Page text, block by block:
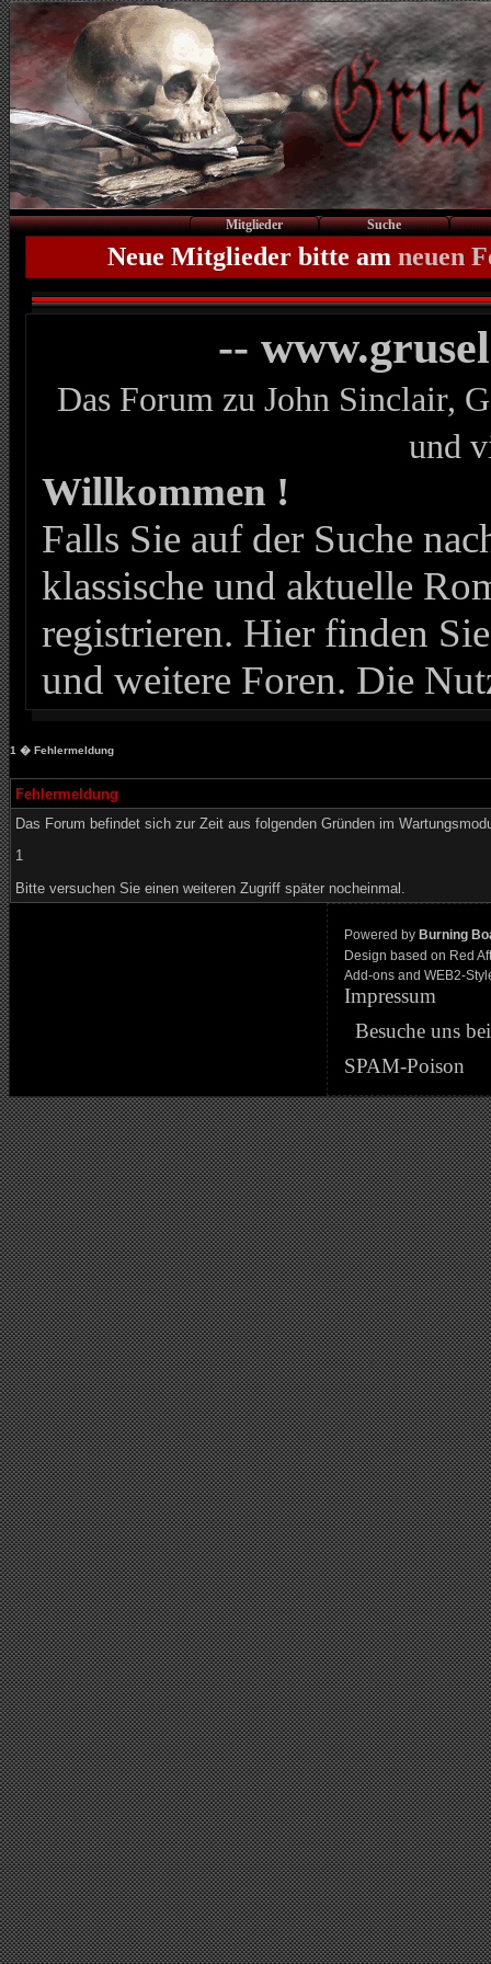
Mitglieder Suche
Neue Mitglieder bitte am neuen
--
Das Forum zu John Sinclair,
und
Willkommen !
Falls Sie auf der Suche
klassische und aktuelle
registrieren. Hier finden
und weitere Foren. Die
1 � Fehlermeldung
Fehlermeldung
Das Forum befindet sich zur Zeit aus folgenden Gründen im
1
Bitte versuchen Sie einen weiteren Zugriff später nocheinmal.
Powered by Burning
Design based on Red
Add-ons and WEB2-
Impressum
Besuche uns
SPAM-Poison